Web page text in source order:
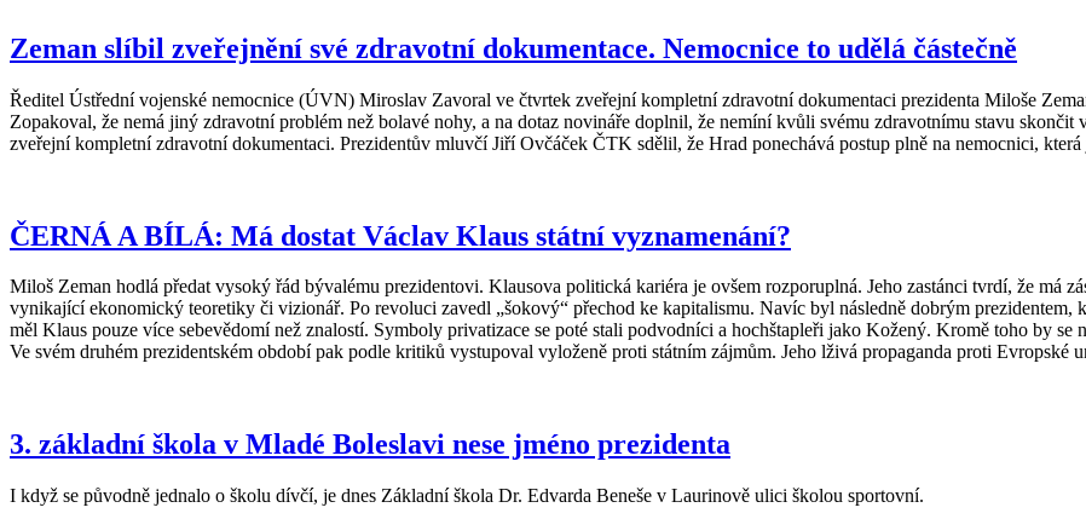
Zeman slíbil zveřejnění své zdravotní dokumentace. Nemocnice to udělá částečně
Ředitel Ústřední vojenské nemocnice (ÚVN) Miroslav Zavoral ve čtvrtek zveřejní kompletní zdravotní dokumentaci prezidenta Miloše
Zopakoval, že nemá jiný zdravotní problém než bolavé nohy, a na dotaz novináře doplnil, že nemíní kvůli svému zdravotnímu stavu
zveřejní kompletní zdravotní dokumentaci. Prezidentův mluvčí Jiří Ovčáček ČTK sdělil, že Hrad ponechává postup plně na nemocnici,
ČERNÁ A BÍLÁ: Má dostat Václav Klaus státní vyznamenání?
Miloš Zeman hodlá předat vysoký řád bývalému prezidentovi. Klausova politická kariéra je ovšem rozporuplná. Jeho zastánci tvrdí, že má
vynikající ekonomický teoretiky či vizionář. Po revoluci zavedl „šokový“ přechod ke kapitalismu. Navíc byl následně dobrým prezidentem,
měl Klaus pouze více sebevědomí než znalostí. Symboly privatizace se poté stali podvodníci a hochštapleři jako Kožený. Kromě toho by
Ve svém druhém prezidentském období pak podle kritiků vystupoval vyloženě proti státním zájmům. Jeho lživá propaganda proti
3. základní škola v Mladé Boleslavi nese jméno prezidenta
I když se původně jednalo o školu dívčí, je dnes Základní škola Dr. Edvarda Beneše v Laurinově ulici školou sportovní.